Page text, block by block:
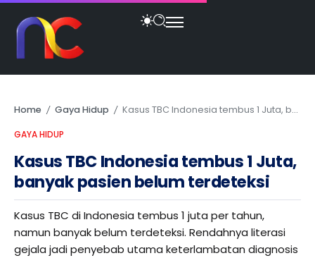
Home / Gaya Hidup / Kasus TBC Indonesia tembus 1 Juta, banyak pasien belum terdeteksi
GAYA HIDUP
Kasus TBC Indonesia tembus 1 Juta,
banyak pasien belum terdeteksi
Kasus TBC di Indonesia tembus 1 juta per tahun,
namun banyak belum terdeteksi. Rendahnya literasi
gejala jadi penyebab utama keterlambatan diagnosis